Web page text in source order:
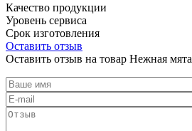
Качество продукции
Уровень сервиса
Срок изготовления
Оставить отзыв
Оставить отзыв на товар Нежная мята